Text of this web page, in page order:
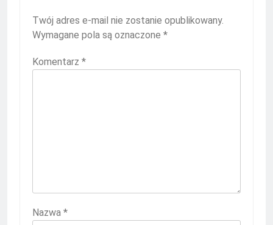
Twój adres e-mail nie zostanie opublikowany.
Wymagane pola są oznaczone *
Komentarz *
Nazwa *